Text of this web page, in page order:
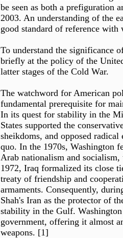
be seen as both a prefiguration
2003. An understanding of the
good standard of reference
To understand the significance
briefly at the policy of the
latter stages of the Cold War.
The watchword for American
fundamental prerequisite for
In its quest for stability in the
States supported the
sheikdoms, and opposed
quo. In the 1970s, Washington
Arab nationalism and
1972, Iraq formalized its close
treaty of friendship and
armaments. Consequently,
Shah's Iran as the protector of
stability in the Gulf.
government, offering it almost
weapons. [1]